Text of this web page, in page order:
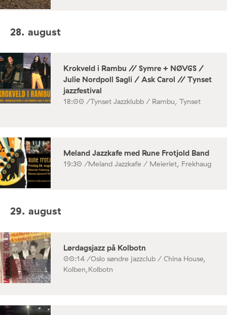
28. august
Krokveld i Rambu // Symre + NØVGS /
Julie Nordpoll Sagli / Ask Carol // Tynset
jazzfestival
18:00 /Tynset Jazzklubb / Rambu, Tynset
Meland Jazzkafe med Rune Frotjold Band
19:30 /Meland Jazzkafe / Meieriet, Frekhaug
29. august
Lørdagsjazz på Kolbotn
00:14 /Oslo søndre jazzclub / China House,
Kolben,Kolbotn